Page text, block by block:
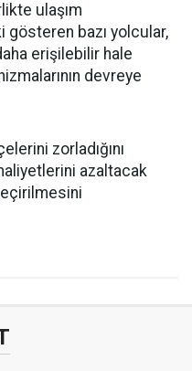
ulaşım
bazı yolcular,
erişilebilir hale
devreye
zorladığını
azaltacak